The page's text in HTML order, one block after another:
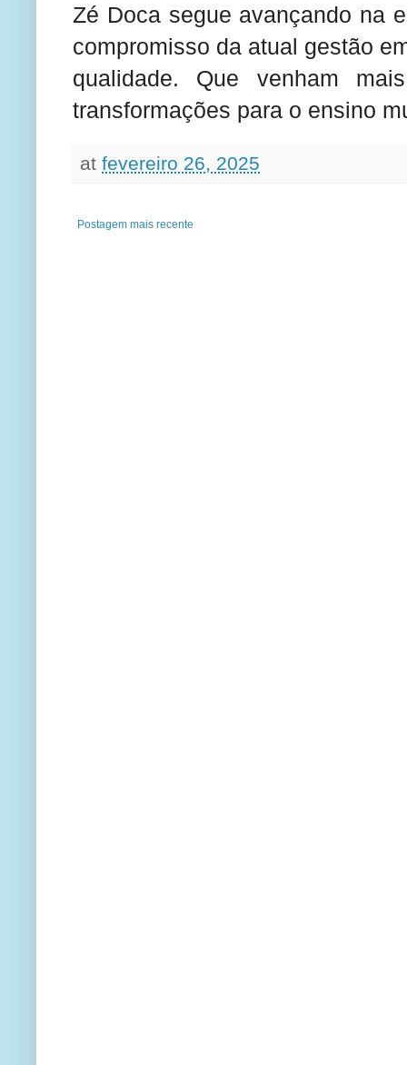
Zé Doca segue avançando na
compromisso da atual gestão
qualidade. Que venham
transformações para o ensino
at fevereiro 26, 2025
Postagem mais recente